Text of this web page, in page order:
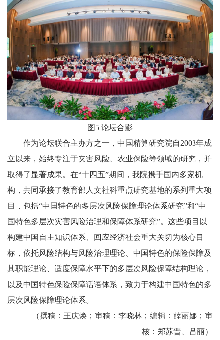
图5 论坛合影
作为论坛联合主办方之一，中国精算研究院自2003年成
立以来，始终专注于灾害风险、农业保险等领域的研究，并
取得了显著成果。在“十四五”期间，我院携手国内多家机
构，共同承接了教育部人文社科重点研究基地的系列重大项
目，包括“中国特色的多层次风险保障理论体系研究”和“中
国特色多层次灾害风险治理和保障体系研究”。这些项目以
构建中国自主知识体系、回应经济社会重大关切为核心目
标，依托风险结构与风险治理理论、中国特色的保险保障及
其职能理论、适度保障水平下的多层次风险保障结构理论，
以及中国特色保险保障话语体系，致力于构建中国特色的多
层次风险保障理论体系。
（撰稿：王庆焕；审稿：李晓林；编辑：薛丽娜；审
核：郑苏晋、吕丽）